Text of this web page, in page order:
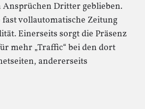
Ansprüchen Dritter geblieben.
vollautomatische Zeitung
Einerseits sorgt die Präsenz
mehr „Traffic“ bei den dort
andererseits